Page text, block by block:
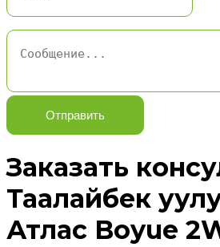
Отправить
Заказать
Таалайбек
Атлас Boyue